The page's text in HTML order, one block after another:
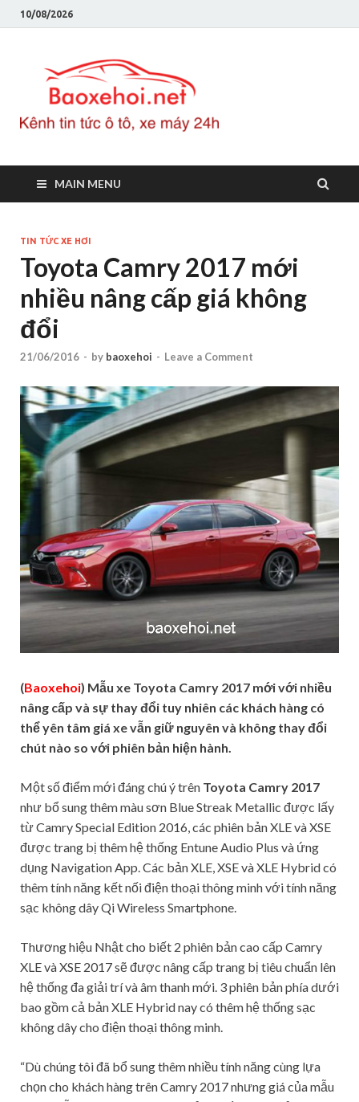
10/08/2026
MAIN MENU
TIN TỨC XE HƠI
Toyota Camry 2017 mới
nhiều nâng cấp giá không
đổi
21/06/2016 - by baoxehoi - Leave a Comment
(Baoxehoi) Mẫu xe Toyota Camry 2017 mới với nhiều
nâng cấp và sự thay đổi tuy nhiên các khách hàng có
thể yên tâm giá xe vẫn giữ nguyên và không thay đổi
chút nào so với phiên bản hiện hành.
Một số điểm mới đáng chú ý trên Toyota Camry 2017
như bổ sung thêm màu sơn Blue Streak Metallic được lấy
từ Camry Special Edition 2016, các phiên bản XLE và XSE
được trang bị thêm hệ thống Entune Audio Plus và ứng
dụng Navigation App. Các bản XLE, XSE và XLE Hybrid có
thêm tính năng kết nối điện thoại thông minh với tính năng
sạc không dây Qi Wireless Smartphone.
Thương hiệu Nhật cho biết 2 phiên bản cao cấp Camry
XLE và XSE 2017 sẽ được nâng cấp trang bị tiêu chuẩn lên
hệ thống đa giải trí và âm thanh mới. 3 phiên bản phía dưới
bao gồm cả bản XLE Hybrid nay có thêm hệ thống sạc
không dây cho điện thoại thông minh.
“Dù chúng tôi đã bổ sung thêm nhiều tính năng cùng lựa
chọn cho khách hàng trên Camry 2017 nhưng giá của mẫu